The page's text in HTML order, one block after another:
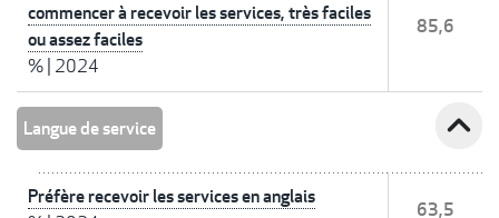
commencer à recevoir les services, très faciles
ou assez faciles
% 2024
85,6
Langue de service expand_less
Préfère recevoir les services en anglais
63,5